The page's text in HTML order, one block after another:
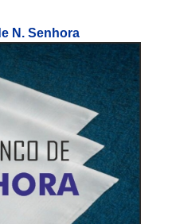
N. Senhora